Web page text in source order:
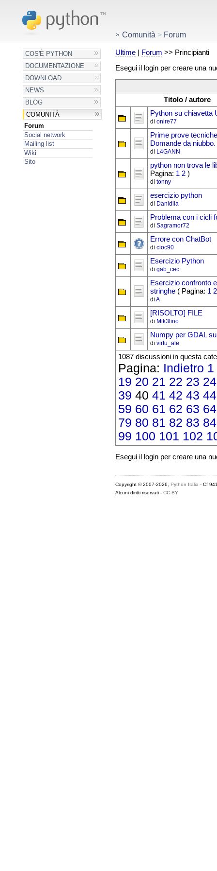
COS'È PYTHON
DOCUMENTAZIONE
DOWNLOAD
NEWS
BLOG
COMUNITÀ
Forum
Social network
Mailing list
Wiki
Sito
Comunità > Forum
Ultime| Forum >> Principianti
Esegui il login per creare una
Titolo / autore
Python su chiavetta
di onire77
Prime prove
Domande da niubbo.
di L4GANN
python non trova le
Pagina: 1 2)
di tonny
esercizio python
di Danidila
Problema con i cicli
di Sagramor72
Errore con ChatBot
di cioc90
Esercizio Python
di gab_cec
Esercizio confronto
stringhe( Pagina: 1 2
di A
[RISOLTO] FILE
di Mik3lino
Numpy per GDAL
di virtu_ale
1087 discussioni in questa
Pagina: Indietro 1
19 20 21 22 23 24
39 40 41 42 43 44
59 60 61 62 63 64
79 80 81 82 83 84
99 100 101 102
Esegui il login per creare una
Copyright © 2007-2026, Python Italia - Cf
Alcuni diritti riservati - CC-BY